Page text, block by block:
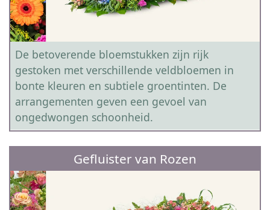
De betoverende bloemstukken zijn rijk
gestoken met verschillende veldbloemen in
bonte kleuren en subtiele groentinten. De
arrangementen geven een gevoel van
ongedwongen schoonheid.
Gefluister van Rozen